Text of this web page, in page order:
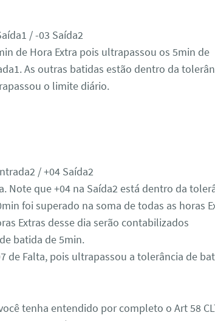
/ -03 Saída2
de Hora Extra pois ultrapassou os 5min de
As outras batidas estão dentro da
o limite diário.
/ +04 Saída2
Note que +04 na Saída2 está dentro da
foi superado na soma de todas as horas
Extras desse dia serão contabilizados
batida de 5min.
de Falta, pois ultrapassou a tolerância de
tenha entendido por completo o Art 58